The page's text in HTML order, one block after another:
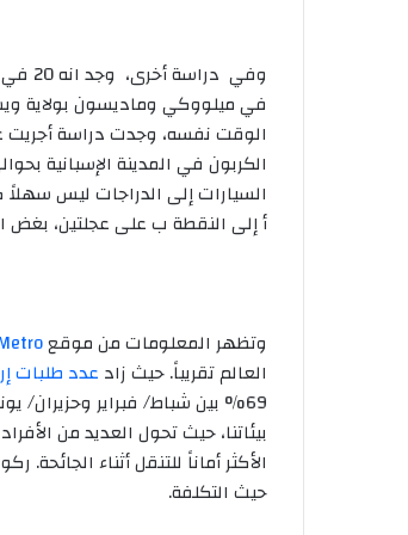
وفي
السيارات إلى الدراجات ليس
أ إلى النقطة ب على عجلتين، بغض
وتظهر المعلومات من موقع
العالم تقريباً. حيث زاد عدد طلبات
بيئاتنا، حيث تحول العديد من
الأكثر أماناً للتنقل أثناء
حيث التكلفة.